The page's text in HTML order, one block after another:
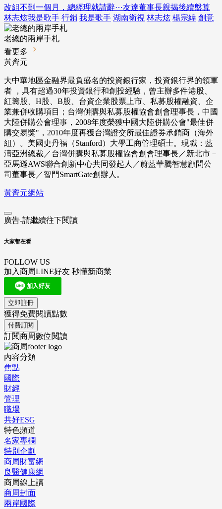
改組不到一個月，總經理就請辭⋯友達董事長親揭後續盤算
林志炫我是歌手 行銷 我是歌手 湖南衛視 林志炫 楊宗緯 創意
老總的兩岸手札
看更多
黃齊元
大中華地區金融界最負盛名的投資銀行家，投資銀行界的領軍
者 ，具有超過30年投資銀行和創投經驗，曾主辦多件港股、
紅籌股、H股、B股、台資企業股票上市、私募股權融資、企
業兼併收購項目；台灣併購與私募股權協會創會理事長，中國
大陸併購公會理事，2008年度榮獲中國大陸併購公會"最佳併
購交易獎"，2010年度再獲台灣證交所最佳證券承銷商（海外
組）。美國史丹福（Stanford）大學工商管理碩士。現職：藍
濤亞洲總裁／台灣併購與私募股權協會創會理事長／新北市－
亞馬遜AWS聯合創新中心共同發起人／蔚藍華騰智慧顧問公
司董事長／智門SmartGate創辦人。
黃齊元網站
廣告-請繼續往下閱讀
大家都在看
FOLLOW US
加入商周LINE好友 秒懂新商業
立即註冊
獲得免費閱讀點數
付費訂閱
訂閱商周數位閱讀
內容分類
焦點
國際
財經
管理
職場
共好ESG
特色頻道
名家專欄
特別企劃
商周財富網
良醫健康網
商周線上讀
商周封面
兩岸國際